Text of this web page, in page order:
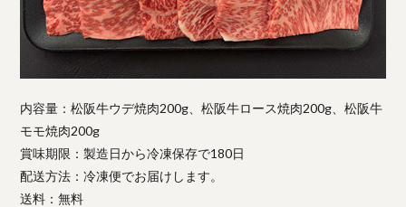
内容量：松阪牛ウデ焼肉200g、松阪牛ロース焼肉200g、松阪牛
モモ焼肉200g
賞味期限：製造日から冷凍保存で180日
配送方法：冷凍便でお届けします。
送料：無料